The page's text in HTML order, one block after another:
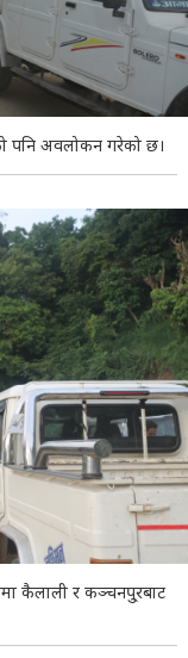
पनि अवलोकन गरेको छ।
कैलाली र कञ्चनपु्रबाट